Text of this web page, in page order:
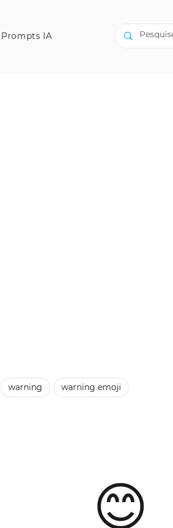
Prompts IA
warning warning emoji
😊